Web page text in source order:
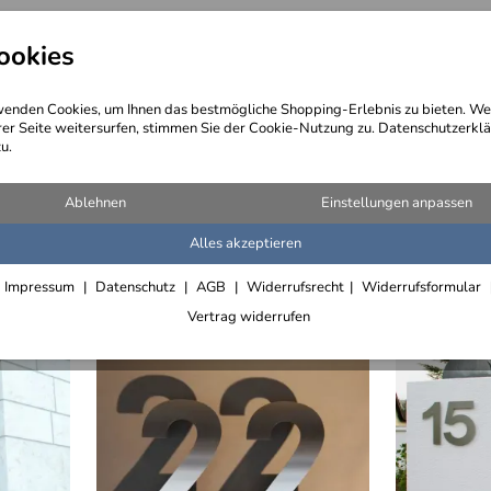
Cookies, um Ihnen das bestmögliche Shopping-Erlebnis zu bieten.
Seite weitersurfen, stimmen Sie der Cookie-Nutzung zu.
Ablehnen Einstellungen anpassen
Alles akzeptieren
Impressum Datenschutz AGB Widerrufsrecht
Widerrufsformular
Vertrag widerrufen
Wegebeschreibung @
(111 Artikel)